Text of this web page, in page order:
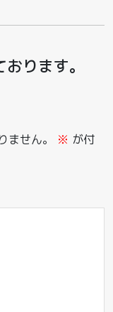
ります。
せん。 ※ が付